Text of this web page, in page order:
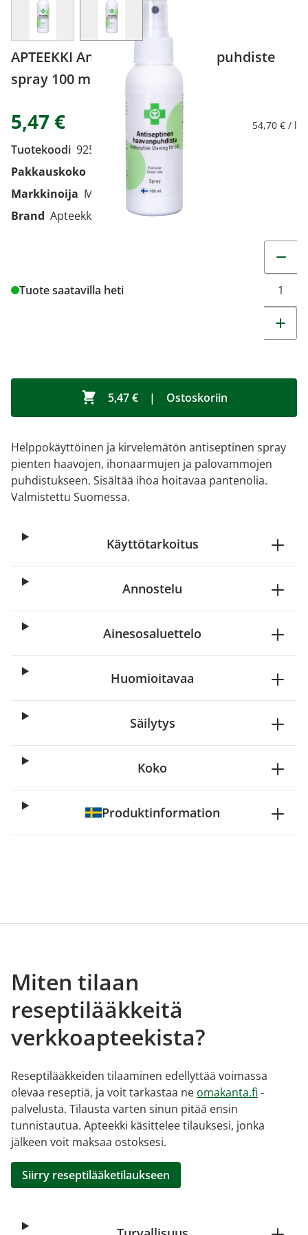
APTEEKKI Antiseptinen haavanpuhdiste
spray 100 ml
5,47 € 54,70 € / l
Tuotekoodi 9259071
Pakkauskoko
Markkinoija Medifon Oy Ab
Brand Apteekki
Tuote saatavilla heti
5,47 € | Ostoskoriin
Helppokäyttöinen ja kirvelemätön antiseptinen spray
pienten haavojen, ihonaarmujen ja palovammojen
puhdistukseen. Sisältää ihoa hoitavaa pantenolia.
Valmistettu Suomessa.
Käyttötarkoitus
Annostelu
Ainesosaluettelo
Huomioitavaa
Säilytys
Koko
Produktinformation
Miten tilaan
reseptilääkkeitä
verkkoapteekista?
Reseptilääkkeiden tilaaminen edellyttää voimassa
olevaa reseptiä, ja voit tarkastaa ne omakanta.fi -
palvelusta. Tilausta varten sinun pitää ensin
tunnistautua. Apteekki käsittelee tilauksesi, jonka
jälkeen voit maksaa ostoksesi.
Siirry reseptilääketilaukseen